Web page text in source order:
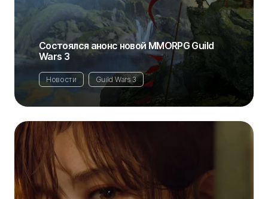
Состоялся анонс новой MMORPG Guild
Wars 3
Новости Guild Wars 3